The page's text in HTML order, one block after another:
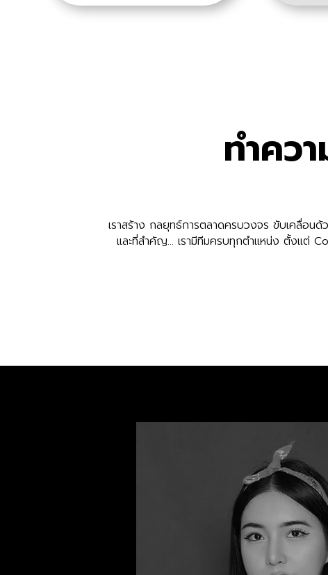
ทำคว
เราสร้าง กลยุทธ์การตลาดครบวงจร ขับเคลื่อน
และที่สำคัญ… เรามีทีมครบทุกตำแหน่ง ตั้งแต่